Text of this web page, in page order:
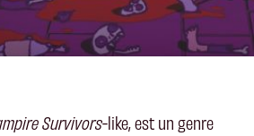
Survivors-like, est un genre